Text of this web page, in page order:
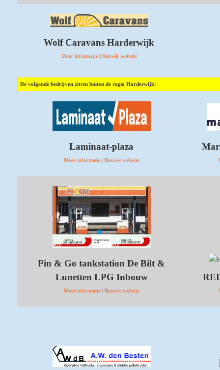
Wolf Caravans Harderwijk
Meer informatie| Bezoek website
De volgende bedrijven zitten buiten de regio Harderwijk:
Laminaat-plaza
Meer informatie| Bezoek website
Pin & Go tankstation De Bilt &
Lunetten LPG Inbouw
Meer informatie| Bezoek website